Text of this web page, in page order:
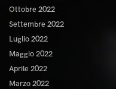
Ottobre 2022
Settembre 2022
Luglio 2022
Maggio 2022
Aprile 2022
Marzo 2022